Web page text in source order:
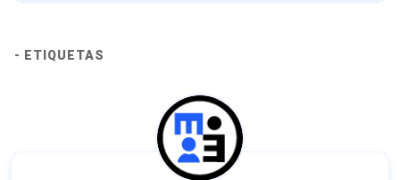
- ETIQUETAS